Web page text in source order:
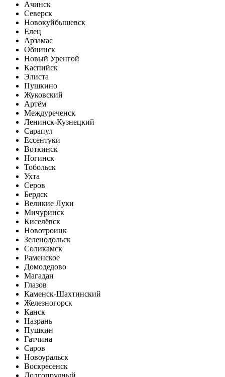
Ачинск
Северск
Новокуйбышевск
Елец
Арзамас
Обнинск
Новый Уренгой
Каспийск
Элиста
Пушкино
Жуковский
Артём
Междуреченск
Ленинск-Кузнецкий
Сарапул
Ессентуки
Воткинск
Ногинск
Тобольск
Ухта
Серов
Бердск
Великие Луки
Мичуринск
Киселёвск
Новотроицк
Зеленодольск
Соликамск
Раменское
Домодедово
Магадан
Глазов
Каменск-Шахтинский
Железногорск
Канск
Назрань
Пушкин
Гатчина
Саров
Новоуральск
Воскресенск